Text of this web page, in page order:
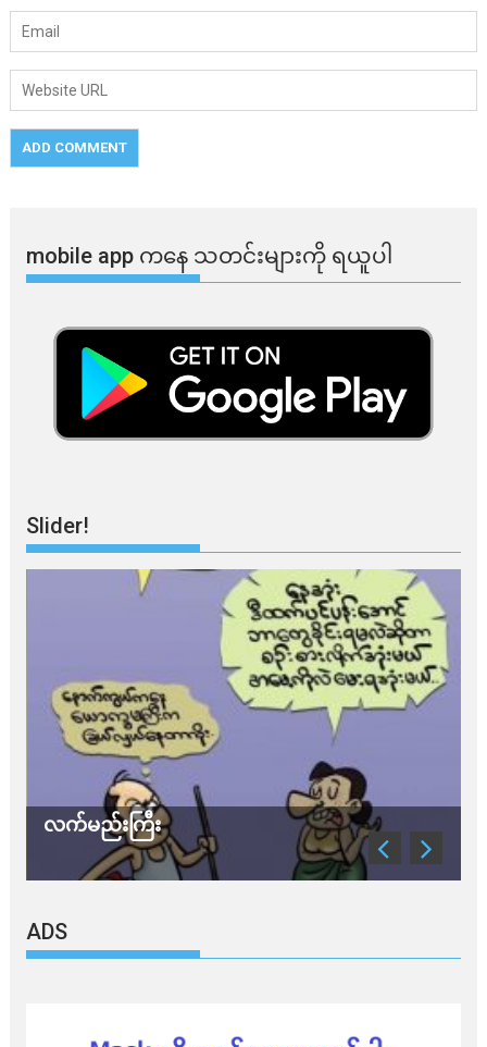
mobile app ​​ကနေ ​​သတင်းများကို ရယူပါ
Slider!
လက်မည်းကြီး
ADS